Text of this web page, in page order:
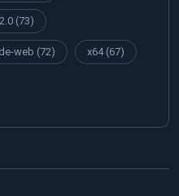
(73)
web (72) x64(67)